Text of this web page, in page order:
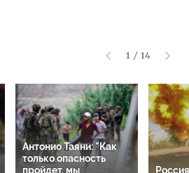
1 / 14
Антонио Таяни: "Как
только опасность
пройдет, мы